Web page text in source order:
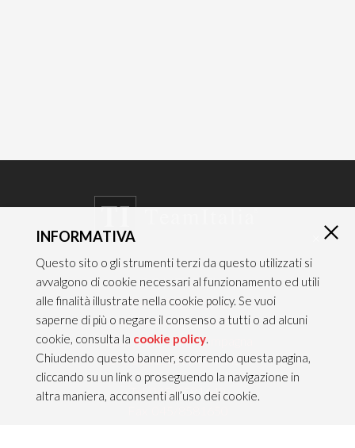
CONTATTI
TEAM ITALIA S.R.L.
Via dell’Artigianato 21
Caselle di Sommacampagna
37066 VERONA — ITALY
Tel 045/8581640
INFORMATIVA
Questo sito o gli strumenti terzi da questo utilizzati si
avvalgono di cookie necessari al funzionamento ed utili
alle finalità illustrate nella cookie policy. Se vuoi
saperne di più o negare il consenso a tutti o ad alcuni
cookie, consulta la cookie policy.
Chiudendo questo banner, scorrendo questa pagina,
cliccando su un link o proseguendo la navigazione in
altra maniera, acconsenti all’uso dei cookie.